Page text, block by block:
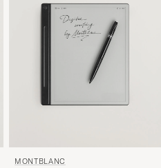
MONTBLANC